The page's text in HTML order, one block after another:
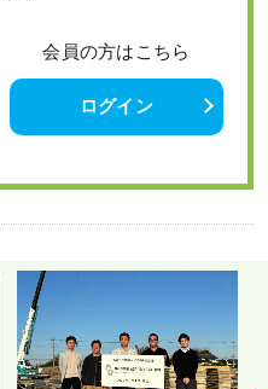
会員の方はこちら
ログイン